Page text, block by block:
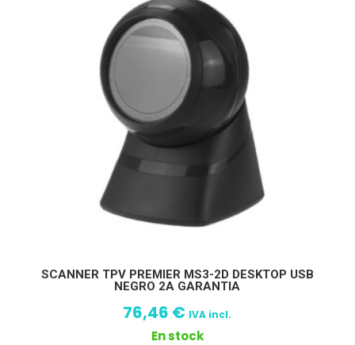
SCANNER TPV PREMIER MS3-2D DESKTOP USB
NEGRO 2A GARANTIA
76,46 € IVA incl.
En stock